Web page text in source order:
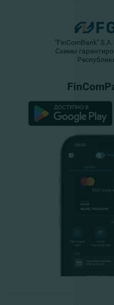
"FinComBank"
Схемы